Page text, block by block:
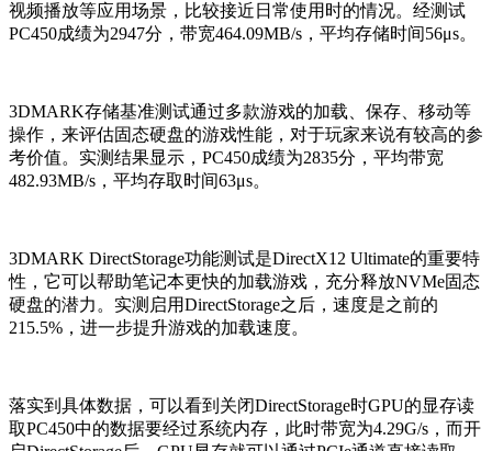
视频播放等应用场景，比较接近日常使用时的情况。经测试
PC450成绩为2947分，带宽464.09MB/s，平均存储时间56μs。
3DMARK存储基准测试通过多款游戏的加载、保存、移动等
操作，来评估固态硬盘的游戏性能，对于玩家来说有较高的参
考价值。实测结果显示，PC450成绩为2835分，平均带宽
482.93MB/s，平均存取时间63μs。
3DMARK DirectStorage功能测试是DirectX12 Ultimate的重要特
性，它可以帮助笔记本更快的加载游戏，充分释放NVMe固态
硬盘的潜力。实测启用DirectStorage之后，速度是之前的
215.5%，进一步提升游戏的加载速度。
落实到具体数据，可以看到关闭DirectStorage时GPU的显存读
取PC450中的数据要经过系统内存，此时带宽为4.29G/s，而开